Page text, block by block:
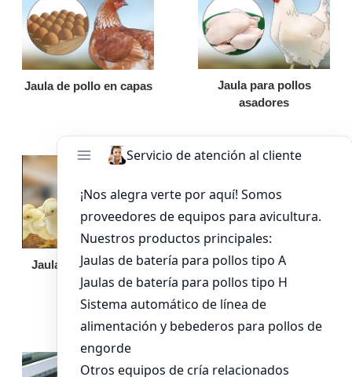
Jaula de pollo en capas
Jaula para pollos
asadores
Jaula de pollo pollita
Bandeja de
alimentación para
pollos de engorde